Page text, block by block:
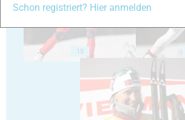
15
Schon registriert? Hier anmelden